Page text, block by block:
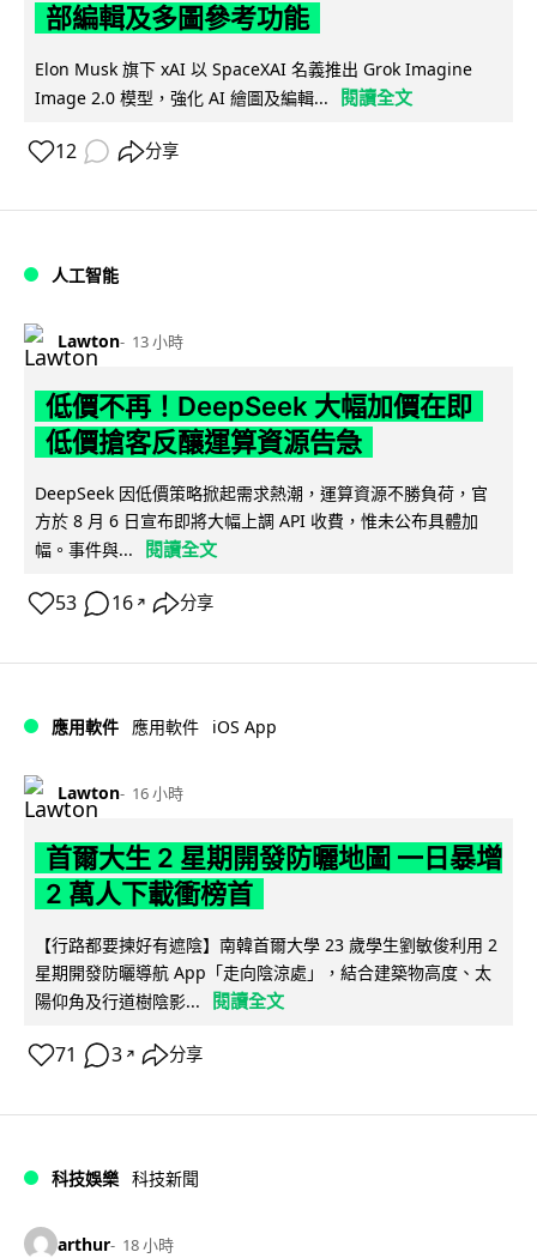
部編輯及多圖參考功能
Elon Musk 旗下 xAI 以 SpaceXAI 名義推出 Grok Imagine
Image 2.0 模型，強化 AI 繪圖及編輯...
閱讀全文
12 分享
人工智能
Lawton 13 小時
低價不再！DeepSeek 大幅加價在即
低價搶客反釀運算資源告急
DeepSeek 因低價策略掀起需求熱潮，運算資源不勝負荷，官
方於 8 月 6 日宣布即將大幅上調 API 收費，惟未公布具體加
幅。事件與...
閱讀全文
53 16 ↗ 分享
應用軟件 應用軟件 iOS App
Lawton 16 小時
首爾大生 2 星期開發防曬地圖 一日暴增
2 萬人下載衝榜首
【行路都要揀好有遮陰】南韓首爾大學 23 歲學生劉敏俊利用 2
星期開發防曬導航 App「走向陰涼處」，結合建築物高度、太
陽仰角及行道樹陰影...
閱讀全文
71 3 ↗ 分享
科技娛樂 科技新聞
arthur 18 小時